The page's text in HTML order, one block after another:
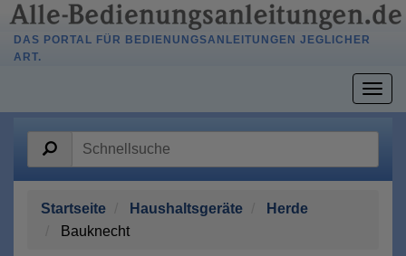
DAS PORTAL FÜR BEDIENUNGSANLEITUNGEN JEGLICHER
ART.
Startseite Haushaltsgeräte
Herde
Bauknecht